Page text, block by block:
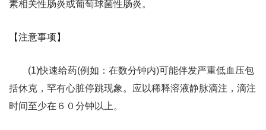
素相关性肠炎或葡萄球菌性肠炎。
【注意事项】
(1)快速给药(例如：在数分钟内)可能伴发严重低血压包
括休克，罕有心脏停跳现象。应以稀释溶液静脉滴注，滴注
时间至少在６０分钟以上。